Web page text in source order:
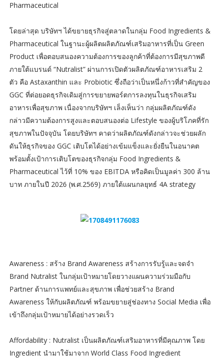
Pharmaceutical
โดยล่าสุด บริษัทฯ ได้ขยายธุรกิจสู่ตลาดในกลุ่ม Food Ingredients &
Pharmaceutical ในฐานะผู้ผลิตผลิตภัณฑ์เสริมอาหารที่เป็น Green
Product เพื่อตอบสนองความต้องการของลูกค้าที่ต้องการมีสุขภาพดี
ภายใต้แบรนด์ “Nutralist” ผ่านการเปิดตัวผลิตภัณฑ์อาหารเสริม 2
ตัว คือ Astaxanthin และ Probiotic ซึ่งถือว่าเป็นหนึ่งก้าวที่สำคัญของ
GGC ที่ต่อยอดธุรกิจเดิมสู่การขยายพอร์ตการลงทุนในธุรกิจเสริม
อาหารเพื่อสุขภาพ เนื่องจากบริษัทฯ เล็งเห็นว่า กลุ่มผลิตภัณฑ์ดัง
กล่าวมีความต้องการสูงและตอบสนองต่อ Lifestyle ของผู้บริโภคที่รัก
สุขภาพในปัจจุบัน โดยบริษัทฯ คาดว่าผลิตภัณฑ์ดังกล่าวจะช่วยผลัก
ดันให้ธุรกิจของ GGC เติบโตได้อย่างเข้มแข็งและยั่งยืนในอนาคต
พร้อมตั้งเป้าการเติบโตของธุรกิจกลุ่ม Food Ingredients &
Pharmaceutical ไว้ที่ 10% ของ EBITDA หรือคิดเป็นมูลค่า 300 ล้าน
บาท ภายในปี 2026 (พ.ศ.2569) ภายใต้แผนกลยุทธ์ 4A strategy
Awareness : สร้าง Brand Awareness สร้างการรับรู้และจดจำ
Brand Nutralist ในกลุ่มเป้าหมายโดยวางแผนความร่วมมือกับ
Partner ด้านการแพทย์และสุขภาพ เพื่อช่วยสร้าง Brand
Awareness ให้กับผลิตภัณฑ์ พร้อมขยายสู่ช่องทาง Social Media เพื่อ
เข้าถึงกลุ่มเป้าหมายได้อย่างรวดเร็ว
Affordability : Nutralist เป็นผลิตภัณฑ์เสริมอาหารที่มีคุณภาพ โดย
Ingredient นำมาใช้มาจาก World Class Food Ingredient